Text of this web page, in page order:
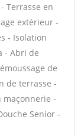
Terrasse en
extérieur -
- Isolation
- Abri de
de
de terrasse -
maçonnerie -
Senior -